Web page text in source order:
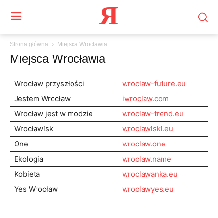
Я
Strona główna Miejsca Wrocławia
Miejsca Wrocławia
Wrocław przyszłości
wroclaw-future.eu
Jestem Wrocław
iwroclaw.com
Wrocław jest w modzie
wroclaw-trend.eu
Wrocławiski
wroclawiski.eu
One
wroclaw.one
Ekologia
wroclaw.name
Kobieta
wroclawanka.eu
Yes Wrocław
wroclawyes.eu